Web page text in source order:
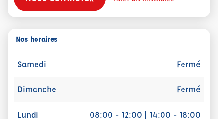
Nos horaires
Samedi Fermé
Dimanche Fermé
Lundi 08:00 - 12:00 | 14:00 - 18:00